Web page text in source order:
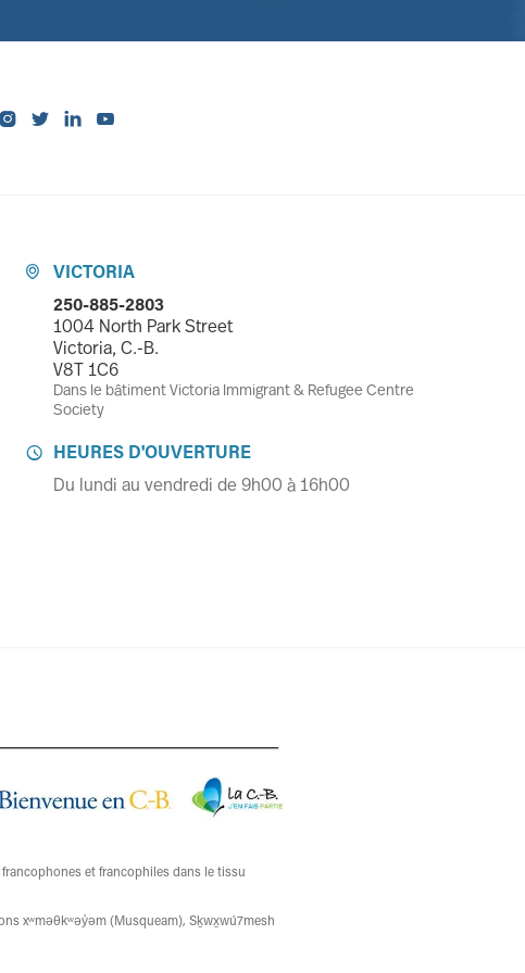
   

VICTORIA
250-885-2803
1004 North Park Street
Victoria, C.-B.
V8T 1C6
Dans le bâtiment Victoria Immigrant & Refugee Centre
Society

HEURES D'OUVERTURE
Du lundi au vendredi de 9h00 à 16h00
et francophiles dans le tissu
xʷməθkʷəy̓əm (Musqueam), Sḵwx̱wú7mesh